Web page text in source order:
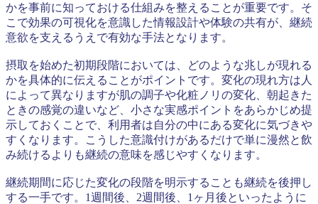
かを事前に知っておける仕組みを整えることが重要です。そ
こで効果の可視化を意識した情報設計や体験の共有が、継続
意欲を支えるうえで有効な手法となります。
摂取を始めた初期段階においては、どのような兆しが現れる
かを具体的に伝えることがポイントです。変化の現れ方は人
によって異なりますが肌の調子や化粧ノリの変化、朝起きた
ときの感覚の違いなど、小さな実感ポイントをあらかじめ提
示しておくことで、利用者は自分の中にある変化に気づきや
すくなります。こうした意識付けがあるだけで単に漫然と飲
み続けるよりも継続の意味を感じやすくなります。
継続期間に応じた変化の段階を明示することも継続を後押し
する一手です。1週間後、2週間後、1ヶ月後といったように